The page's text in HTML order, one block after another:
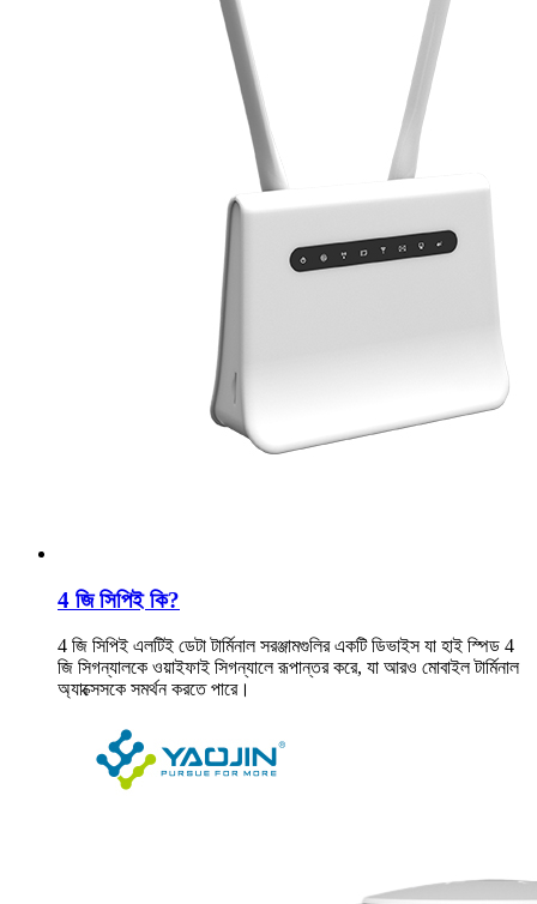
4 জি সিপিই কি?
4 জি সিপিই এলটিই ডেটা টার্মিনাল সরঞ্জামগুলির একটি ডিভাইস যা হাই স্পিড 4
জি সিগন্যালকে ওয়াইফাই সিগন্যালে রূপান্তর করে, যা আরও মোবাইল টার্মিনাল
অ্যাক্সেসকে সমর্থন করতে পারে।